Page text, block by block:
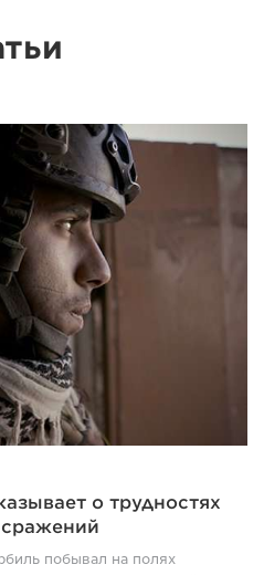
Olivier
Sarbil
the
challenges
of
frontline
filmmaking
о трудностях
побывал на полях